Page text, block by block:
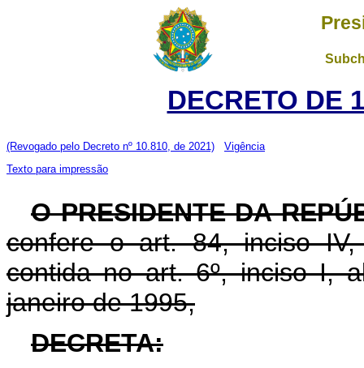
DECRETO DE
(Revogado pelo Decreto nº 10.810, de 2021)
Vigência
Texto para impressão
O PRESIDENTE DA
confere o art. 84, inciso
contida no art. 6º, inciso I,
janeiro de 1995,
DECRETA: